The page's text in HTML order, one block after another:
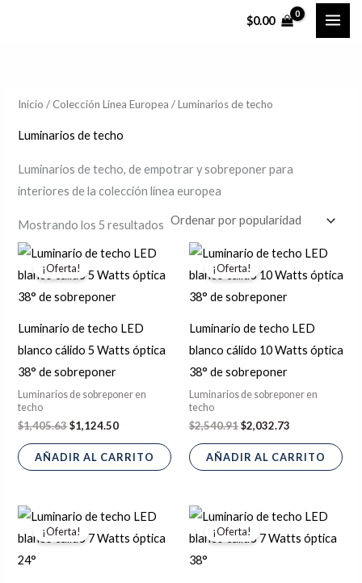
$0.00
i
o
i
m
o
i
m
o
Inicio / Colección Linea Europea / Luminarios de techo
Luminarios de techo
Luminarios de techo, de empotrar y sobreponer para
interiores de la colección linea europea
Mostrando los 5 resultados
¡Oferta!
Luminario de techo LED
blanco cálido 5 Watts óptica
38° de sobreponer
Luminarios de sobreponer en
techo
$1,405.63
El
precio
original
$1,405.63.
$1,124.50
El
precio
actual
AÑADIR AL CARRITO
¡Oferta!
Luminario de techo LED
blanco cálido 10 Watts óptica
38° de sobreponer
Luminarios de sobreponer en
techo
$2,540.91
El
precio
original
$2,540.91.
$2,032.73
El
precio
actual
AÑADIR AL CARRITO
¡Oferta!
El
precio
original
El
precio
actual
¡Oferta!
El
precio
original
El
precio
actual